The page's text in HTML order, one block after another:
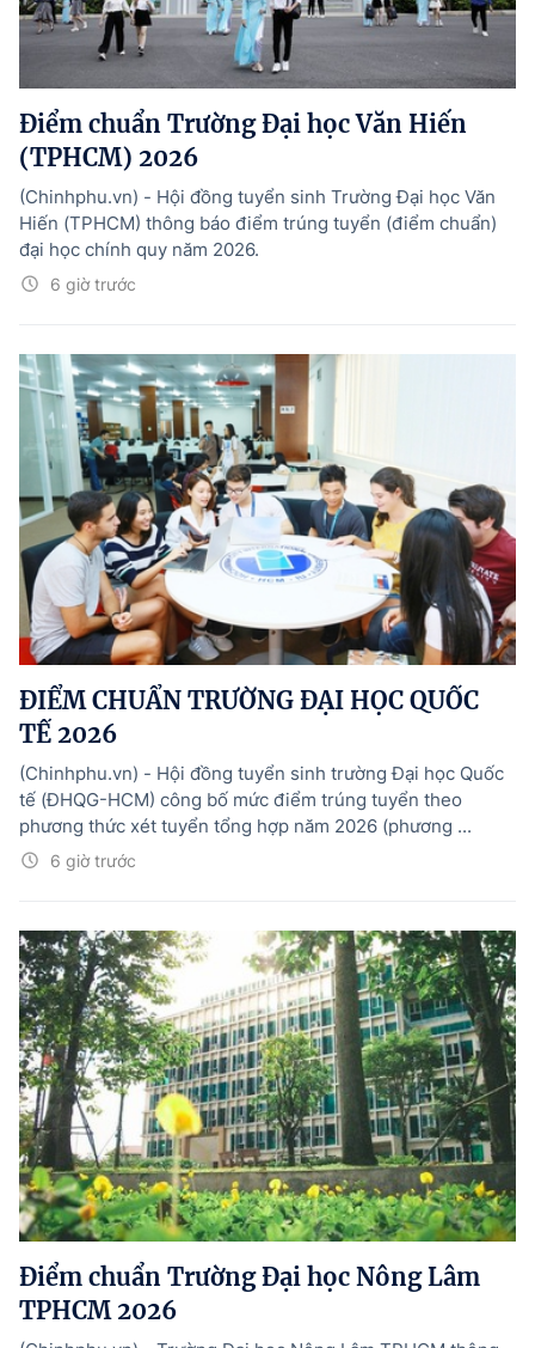
Điểm chuẩn Trường Đại học Văn Hiến
(TPHCM) 2026
6 giờ trước
(Chinhphu.vn) - Hội đồng tuyển sinh Trường Đại học Văn
Hiến (TPHCM) thông báo điểm trúng tuyển (điểm chuẩn)
đại học chính quy năm 2026.
ĐIỂM CHUẨN TRƯỜNG ĐẠI HỌC QUỐC
TẾ 2026
6 giờ trước
(Chinhphu.vn) - Hội đồng tuyển sinh trường Đại học Quốc
tế (ĐHQG-HCM) công bố mức điểm trúng tuyển theo
phương thức xét tuyển tổng hợp năm 2026 (phương ...
Điểm chuẩn Trường Đại học Nông Lâm
TPHCM 2026